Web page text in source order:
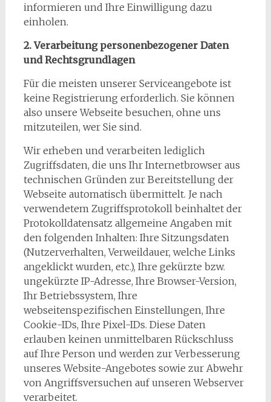
informieren und Ihre Einwilligung dazu
einholen.
2. Verarbeitung personenbezogener Daten
und Rechtsgrundlagen
Für die meisten unserer Serviceangebote ist
keine Registrierung erforderlich. Sie können
also unsere Webseite besuchen, ohne uns
mitzuteilen, wer Sie sind.
Wir erheben und verarbeiten lediglich
Zugriffsdaten, die uns Ihr Internetbrowser aus
technischen Gründen zur Bereitstellung der
Webseite automatisch übermittelt. Je nach
verwendetem Zugriffsprotokoll beinhaltet der
Protokolldatensatz allgemeine Angaben mit
den folgenden Inhalten: Ihre Sitzungsdaten
(Nutzerverhalten, Verweildauer, welche Links
angeklickt wurden, etc.), Ihre gekürzte bzw.
ungekürzte IP-Adresse, Ihre Browser-Version,
Ihr Betriebssystem, Ihre
webseitenspezifischen Einstellungen, Ihre
Cookie-IDs, Ihre Pixel-IDs. Diese Daten
erlauben keinen unmittelbaren Rückschluss
auf Ihre Person und werden zur Verbesserung
unseres Website-Angebotes sowie zur Abwehr
von Angriffsversuchen auf unseren Webserver
verarbeitet.